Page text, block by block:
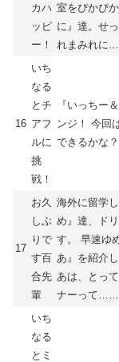
カハ
ッピ
ー！
室をぴかぴ
に』達。せ
れまみれに
16
いち
なる
とチ
アフ
ルに
挑
戦！
『いっちー
ンジ！ 今回
できるかな？
17
お久
しぶ
りで
す百
合先
輩
海外に留学
め』達、ド
す。 早速ゆ
あ』を紹介
あは、とっ
ナーって……
いち
なる
とミ